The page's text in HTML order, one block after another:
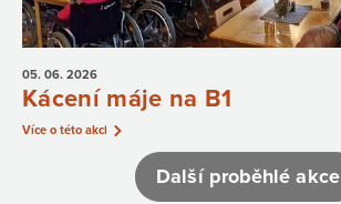
05. 06. 2026
Kácení máje na B1
Více o této akci
Další proběhlé akce